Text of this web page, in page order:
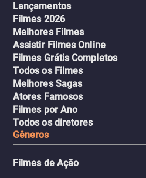
Lançamentos
Filmes 2026
Melhores Filmes
Assistir Filmes Online
Filmes Grátis Completos
Todos os Filmes
Melhores Sagas
Atores Famosos
Filmes por Ano
Todos os diretores
Gêneros
Filmes de Ação